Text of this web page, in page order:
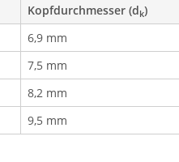
Kopfdurchmesser (dk)
6,9 mm
7,5 mm
8,2 mm
9,5 mm